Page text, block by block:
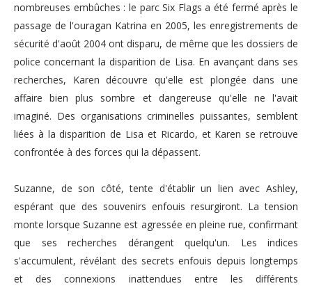
nombreuses embûches : le parc Six Flags a été fermé après le
passage de l'ouragan Katrina en 2005, les enregistrements de
sécurité d'août 2004 ont disparu, de même que les dossiers de
police concernant la disparition de Lisa. En avançant dans ses
recherches, Karen découvre qu'elle est plongée dans une
affaire bien plus sombre et dangereuse qu'elle ne l'avait
imaginé. Des organisations criminelles puissantes, semblent
liées à la disparition de Lisa et Ricardo, et Karen se retrouve
confrontée à des forces qui la dépassent.
Suzanne, de son côté, tente d'établir un lien avec Ashley,
espérant que des souvenirs enfouis resurgiront. La tension
monte lorsque Suzanne est agressée en pleine rue, confirmant
que ses recherches dérangent quelqu'un. Les indices
s'accumulent, révélant des secrets enfouis depuis longtemps
et des connexions inattendues entre les différents